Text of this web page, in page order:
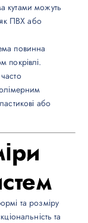
кутами можуть
як ПВХ або
повинна
покрівлі.
або
та розміру
та